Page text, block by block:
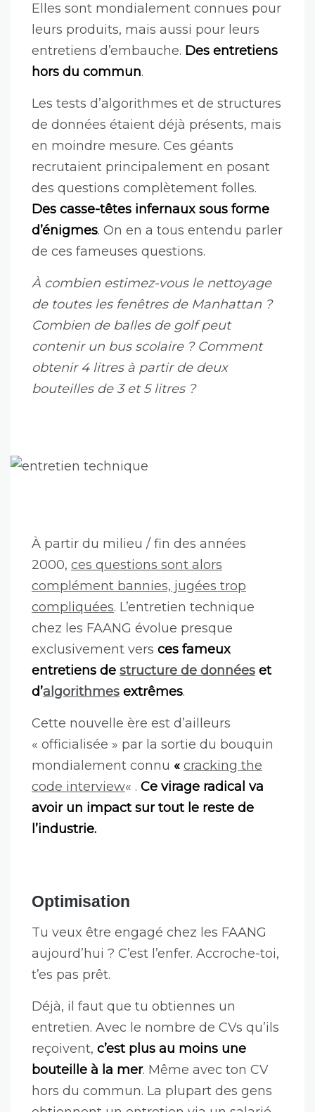
Elles sont mondialement connues pour
leurs produits, mais aussi pour leurs
entretiens d’embauche. Des entretiens
hors du commun.
Les tests d’algorithmes et de structures
de données étaient déjà présents, mais
en moindre mesure. Ces géants
recrutaient principalement en posant
des questions complètement folles.
Des casse-têtes infernaux sous forme
d’énigmes. On en a tous entendu parler
de ces fameuses questions.
À combien estimez-vous le nettoyage
de toutes les fenêtres de Manhattan ?
Combien de balles de golf peut
contenir un bus scolaire ? Comment
obtenir 4 litres à partir de deux
bouteilles de 3 et 5 litres ?
À partir du milieu / fin des années
2000, ces questions sont alors
complément bannies, jugées trop
compliquées. L’entretien technique
chez les FAANG évolue presque
exclusivement vers ces fameux
entretiens de structure de données et
d’algorithmes extrêmes.
Cette nouvelle ère est d’ailleurs
« officialisée » par la sortie du bouquin
mondialement connu « cracking the
code interview« . Ce virage radical va
avoir un impact sur tout le reste de
l’industrie.
Optimisation
Tu veux être engagé chez les FAANG
aujourd’hui ? C’est l’enfer. Accroche-toi,
t’es pas prêt.
Déjà, il faut que tu obtiennes un
entretien. Avec le nombre de CVs qu’ils
reçoivent, c’est plus au moins une
bouteille à la mer. Même avec ton CV
hors du commun. La plupart des gens